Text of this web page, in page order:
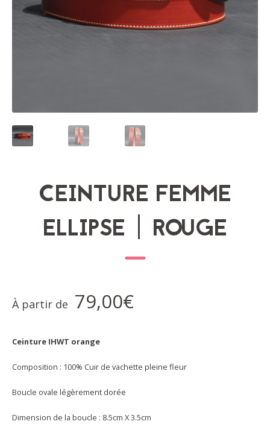
CEINTURE FEMME
ELLIPSE | ROUGE
À partir de 79,00€
Ceinture IHWT orange
Composition : 100% Cuir de vachette pleine fleur
Boucle ovale légèrement dorée
Dimension de la boucle : 8.5cm X 3.5cm